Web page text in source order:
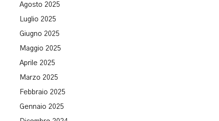
Agosto 2025
Luglio 2025
Giugno 2025
Maggio 2025
Aprile 2025
Marzo 2025
Febbraio 2025
Gennaio 2025